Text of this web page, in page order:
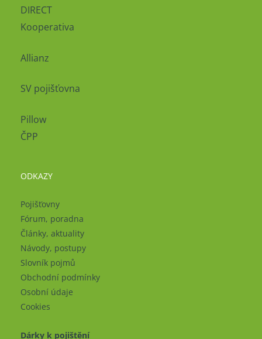
DIRECT
Kooperativa
Allianz
SV pojišťovna
Pillow
ČPP
ODKAZY
Pojišťovny
Fórum, poradna
Články, aktuality
Návody, postupy
Slovník pojmů
Obchodní podmínky
Osobní údaje
Cookies
Dárky k pojištění